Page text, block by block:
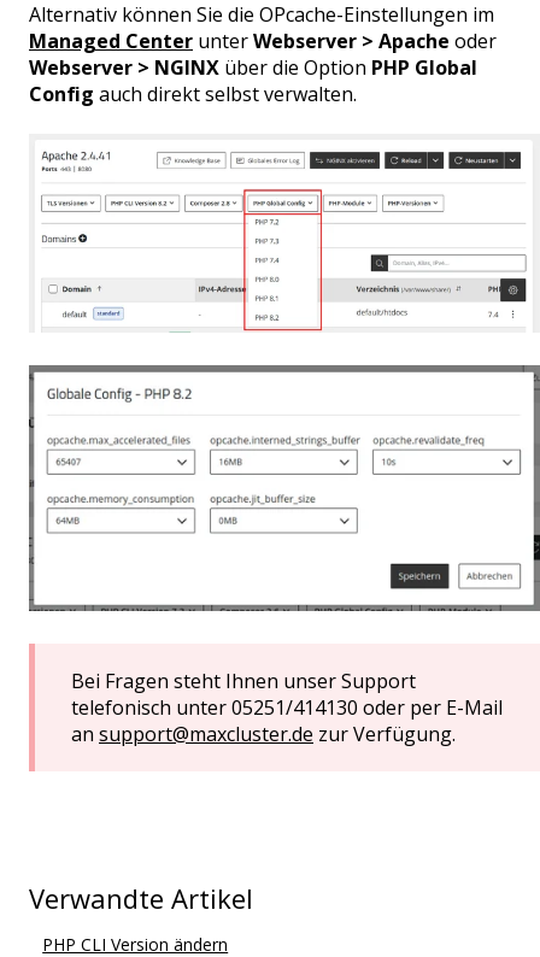
Alternativ können Sie die OPcache-Einstellungen im
Managed Center unterWebserver > Apache oder
Webserver > NGINX über die Option PHP Global
Config auch direkt selbst verwalten.
Bei Fragen steht Ihnen unser Support
telefonisch unter 05251/414130 oder per E-Mail
an support@maxcluster.de zur Verfügung.
Verwandte Artikel
PHP CLI Version ändern